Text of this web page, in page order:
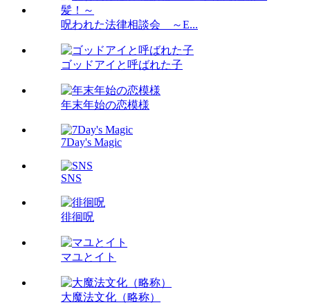
呪われた法律相談会 ～E...
ゴッドアイと呼ばれた子
年末年始の恋模様
7Day's Magic
SNS
徘徊呪
マユとイト
大魔法文化（略称）